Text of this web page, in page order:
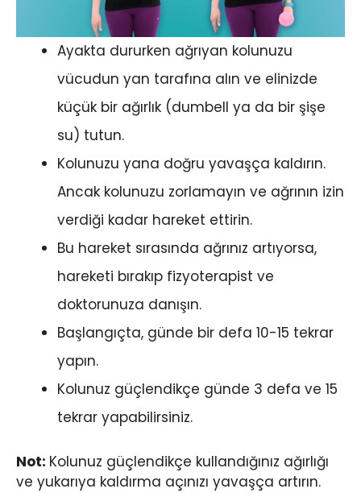
Ayakta dururken ağrıyan kolunuzu
vücudun yan tarafına alın ve elinizde
küçük bir ağırlık (dumbell ya da bir şişe
su) tutun.
Kolunuzu yana doğru yavaşça kaldırın.
Ancak kolunuzu zorlamayın ve ağrının izin
verdiği kadar hareket ettirin.
Bu hareket sırasında ağrınız artıyorsa,
hareketi bırakıp fizyoterapist ve
doktorunuza danışın.
Başlangıçta, günde bir defa 10-15 tekrar
yapın.
Kolunuz güçlendikçe günde 3 defa ve 15
tekrar yapabilirsiniz.
Not: Kolunuz güçlendikçe kullandığınız ağırlığı
ve yukarıya kaldırma açınızı yavaşça artırın.